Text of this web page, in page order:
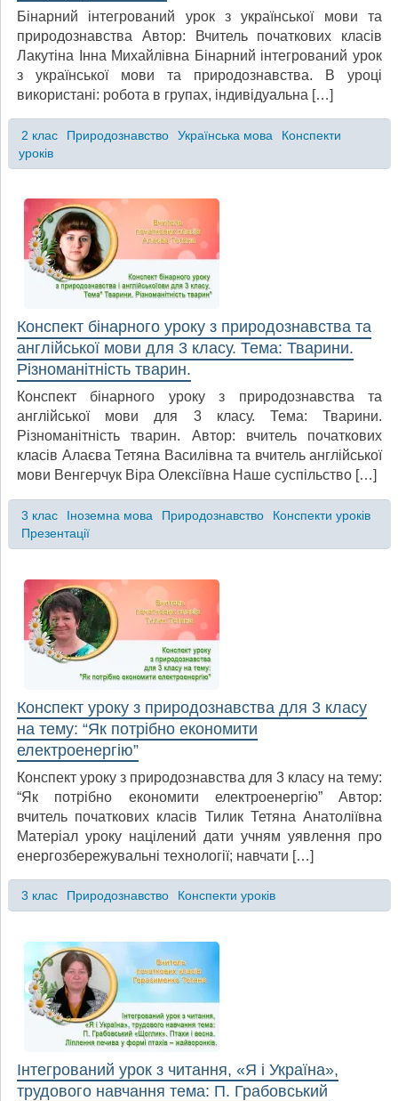
Бінарний інтегрований урок з української мови та
природознавства Автор: Вчитель початкових класів
Лакутіна Інна Михайлівна Бінарний інтегрований урок
з української мови та природознавства. В уроці
використані: робота в групах, індивідуальна […]
2 клас Природознавство Українська мова
Конспекти
уроків
Конспект бінарного уроку з природознавства та
англійської мови для 3 класу. Тема: Тварини.
Різноманітність тварин.
Конспект бінарного уроку з природознавства та
англійської мови для 3 класу. Тема: Тварини.
Різноманітність тварин. Автор: вчитель початкових
класів Алаєва Тетяна Василівна та вчитель англійської
мови Венгерчук Віра Олексіївна Наше суспільство […]
3 клас Іноземна мова Природознавство
Конспекти уроків
Презентації
Конспект уроку з природознавства для 3 класу
на тему: “Як потрібно економити
електроенергію”
Конспект уроку з природознавства для 3 класу на тему:
“Як потрібно економити електроенергію” Автор:
вчитель початкових класів Тилик Тетяна Анатоліївна
Матеріал уроку націлений дати учням уявлення про
енергозбережувальні технології; навчати […]
3 клас Природознавство Конспекти уроків
Інтегрований урок з читання, «Я і Україна»,
трудового навчання тема: П. Грабовський